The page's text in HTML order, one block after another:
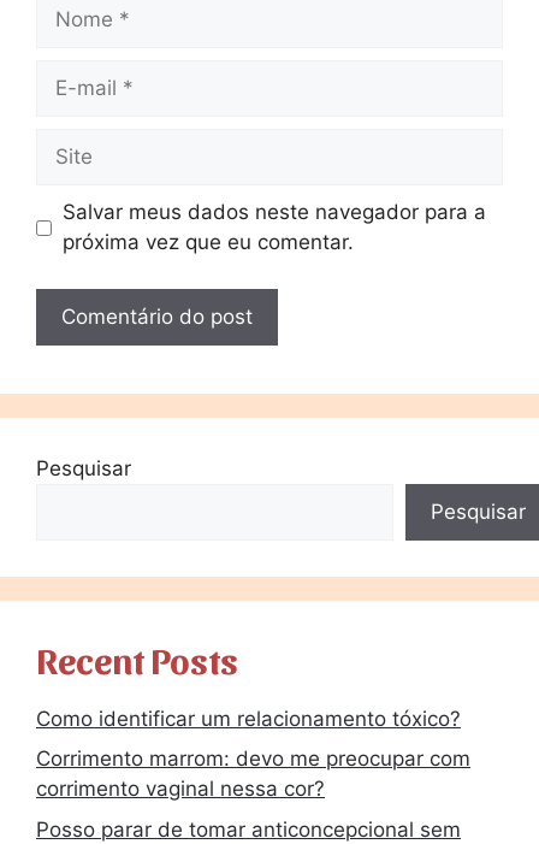
Salvar meus dados neste navegador para a
próxima vez que eu comentar.
Pesquisar
Pesquisar
Recent Posts
Como identificar um relacionamento tóxico?
Corrimento marrom: devo me preocupar com
corrimento vaginal nessa cor?
Posso parar de tomar anticoncepcional sem